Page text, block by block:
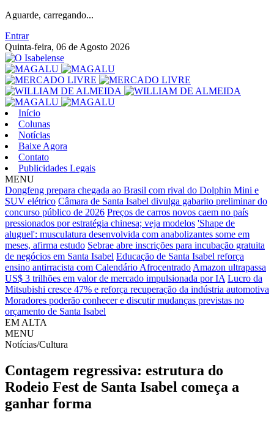
Aguarde, carregando...
Entrar
Quinta-feira, 06 de Agosto 2026
Início
Colunas
Notícias
Baixe Agora
Contato
Publicidades Legais
MENU
Dongfeng prepara chegada ao Brasil com rival do Dolphin Mini e
SUV elétrico Câmara de Santa Isabel divulga gabarito preliminar do
concurso público de 2026 Preços de carros novos caem no país
pressionados por estratégia chinesa; veja modelos 'Shape de
aluguel': musculatura desenvolvida com anabolizantes some em
meses, afirma estudo Sebrae abre inscrições para incubação gratuita
de negócios em Santa Isabel Educação de Santa Isabel reforça
ensino antirracista com Calendário Afrocentrado Amazon ultrapassa
US$ 3 trilhões em valor de mercado impulsionada por IA Lucro da
Mitsubishi cresce 47% e reforça recuperação da indústria automotiva
Moradores poderão conhecer e discutir mudanças previstas no
orçamento de Santa Isabel
EM ALTA
MENU
Notícias/Cultura
Contagem regressiva: estrutura do
Rodeio Fest de Santa Isabel começa a
ganhar forma